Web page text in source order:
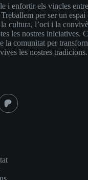
i enfortir els vincles
per ser un espai
cultura, l’oci i la
les nostres iniciatives.
la comunitat per
les nostres tradicions.